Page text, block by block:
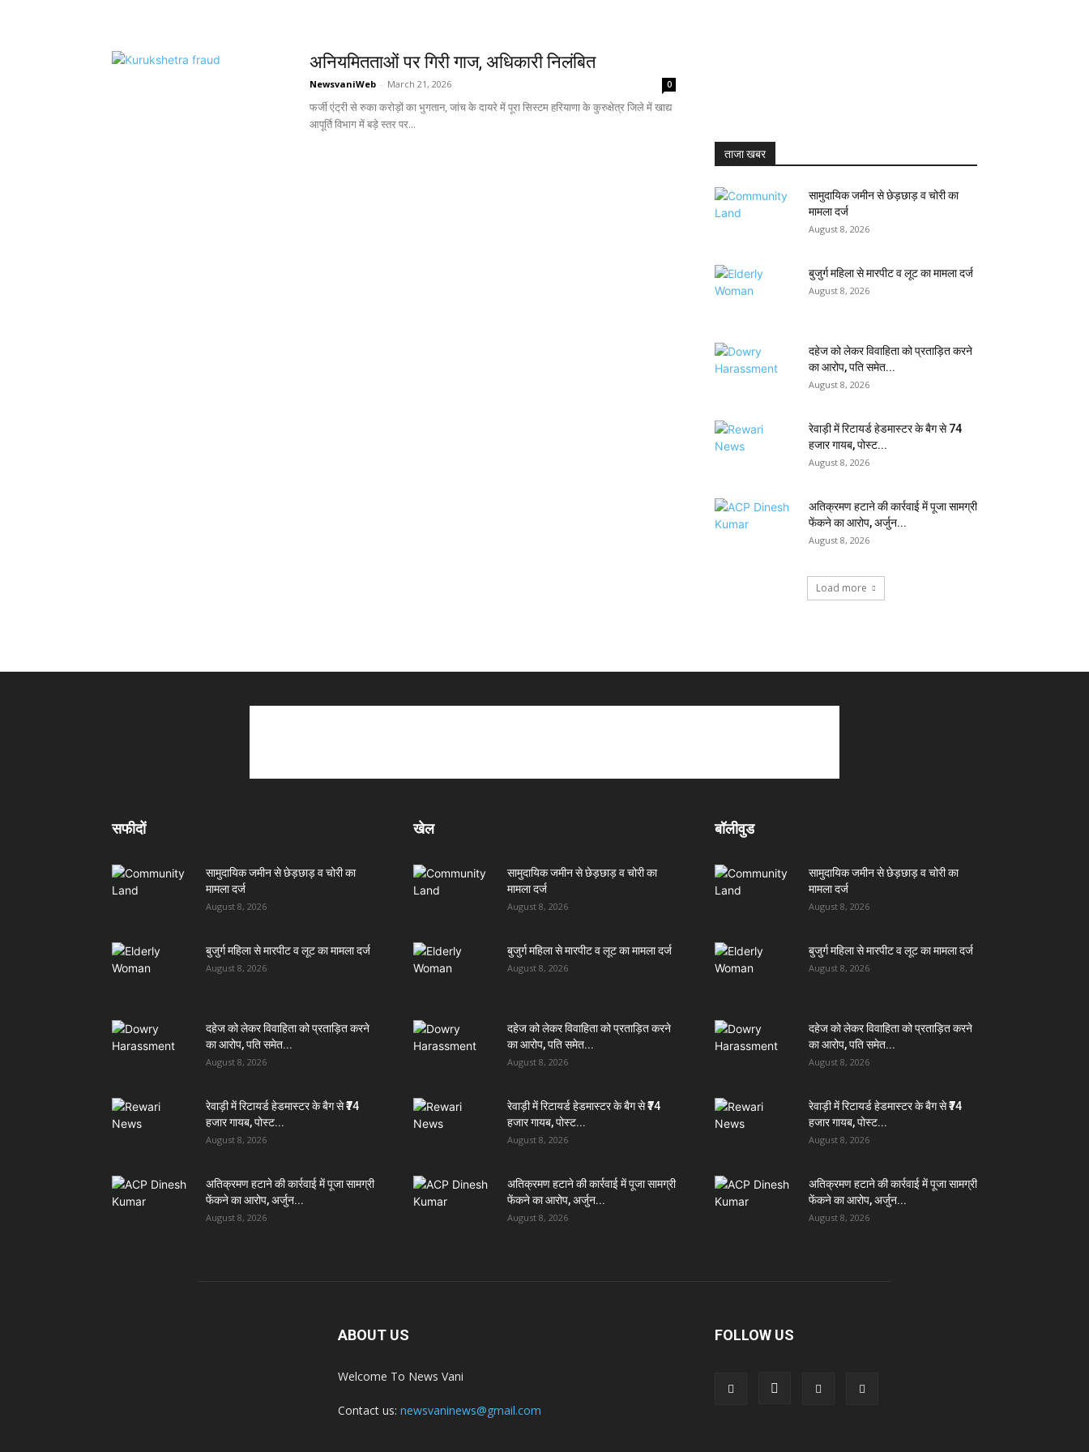
अनियमितताओं पर गिरी गाज, अधिकारी निलंबित
NewsvaniWeb - March 21, 2026 0
फर्जी एंट्री से रुका करोड़ों का भुगतान, जांच के दायरे में पूरा सिस्टम हरियाणा के कुरुक्षेत्र जिले में खाद्य
आपूर्ति विभाग में बड़े स्तर पर...
ताजा खबर
सामुदायिक जमीन से छेड़छाड़ व चोरी का
मामला दर्ज
August 8, 2026
बुजुर्ग महिला से मारपीट व लूट का मामला दर्ज
August 8, 2026
दहेज को लेकर विवाहिता को प्रताड़ित करने
का आरोप, पति समेत...
August 8, 2026
रेवाड़ी में रिटायर्ड हेडमास्टर के बैग से ₹74
हजार गायब, पोस्ट...
August 8, 2026
अतिक्रमण हटाने की कार्रवाई में पूजा सामग्री
फेंकने का आरोप, अर्जुन...
August 8, 2026
Load more
सफीदों
सामुदायिक जमीन से छेड़छाड़ व चोरी का
मामला दर्ज
August 8, 2026
बुजुर्ग महिला से मारपीट व लूट का मामला दर्ज
August 8, 2026
दहेज को लेकर विवाहिता को प्रताड़ित करने
का आरोप, पति समेत...
August 8, 2026
रेवाड़ी में रिटायर्ड हेडमास्टर के बैग से ₹74
हजार गायब, पोस्ट...
August 8, 2026
अतिक्रमण हटाने की कार्रवाई में पूजा सामग्री
फेंकने का आरोप, अर्जुन...
August 8, 2026
खेल
सामुदायिक जमीन से छेड़छाड़ व चोरी का
मामला दर्ज
August 8, 2026
बुजुर्ग महिला से मारपीट व लूट का मामला दर्ज
August 8, 2026
दहेज को लेकर विवाहिता को प्रताड़ित करने
का आरोप, पति समेत...
August 8, 2026
रेवाड़ी में रिटायर्ड हेडमास्टर के बैग से ₹74
हजार गायब, पोस्ट...
August 8, 2026
अतिक्रमण हटाने की कार्रवाई में पूजा सामग्री
फेंकने का आरोप, अर्जुन...
August 8, 2026
बॉलीवुड
सामुदायिक जमीन से छेड़छाड़ व चोरी का
मामला दर्ज
August 8, 2026
बुजुर्ग महिला से मारपीट व लूट का मामला दर्ज
August 8, 2026
दहेज को लेकर विवाहिता को प्रताड़ित करने
का आरोप, पति समेत...
August 8, 2026
रेवाड़ी में रिटायर्ड हेडमास्टर के बैग से ₹74
हजार गायब, पोस्ट...
August 8, 2026
अतिक्रमण हटाने की कार्रवाई में पूजा सामग्री
फेंकने का आरोप, अर्जुन...
August 8, 2026
ABOUT US
Welcome To News Vani
Contact us: newsvaninews@gmail.com
FOLLOW US